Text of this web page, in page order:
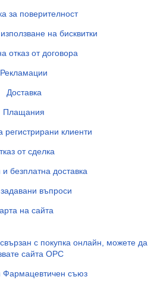
за поверителност
на бисквитки
отказ от договора
Рекламации
Доставка
Плащания
регистрирани клиенти
от сделка
безплатна доставка
въпроси
на сайта
с покупка онлайн, можете да
сайта ОРС
Фармацевтичен съюз